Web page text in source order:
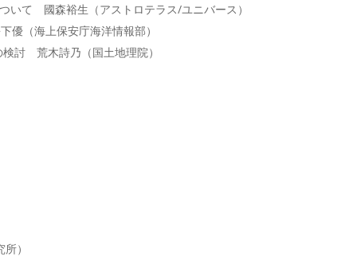
いて 國森裕生（アストロテラス/ユニバース）
（海上保安庁海洋情報部）
討 荒木詩乃（国土地理院）
）